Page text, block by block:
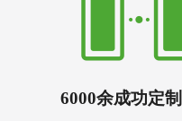
6000余成功定